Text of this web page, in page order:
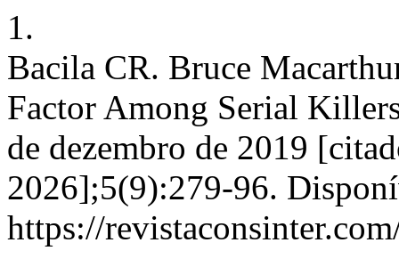
1.
Bacila CR. Bruce
Factor Among Serial
de dezembro de 2019
2026];5(9):279-96.
https://